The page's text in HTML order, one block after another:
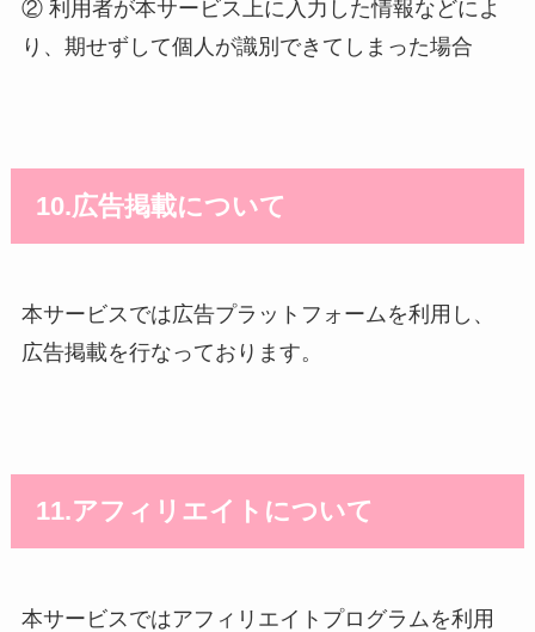
② 利用者が本サービス上に入力した情報などによ
り、期せずして個人が識別できてしまった場合
10.広告掲載について
本サービスでは広告プラットフォームを利用し、
広告掲載を行なっております。
11.アフィリエイトについて
本サービスではアフィリエイトプログラムを利用